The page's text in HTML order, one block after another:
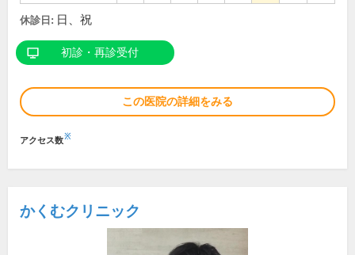
休診日: 日、祝
初診・再診受付
この医院の詳細をみる
アクセス数※
かくむクリニック